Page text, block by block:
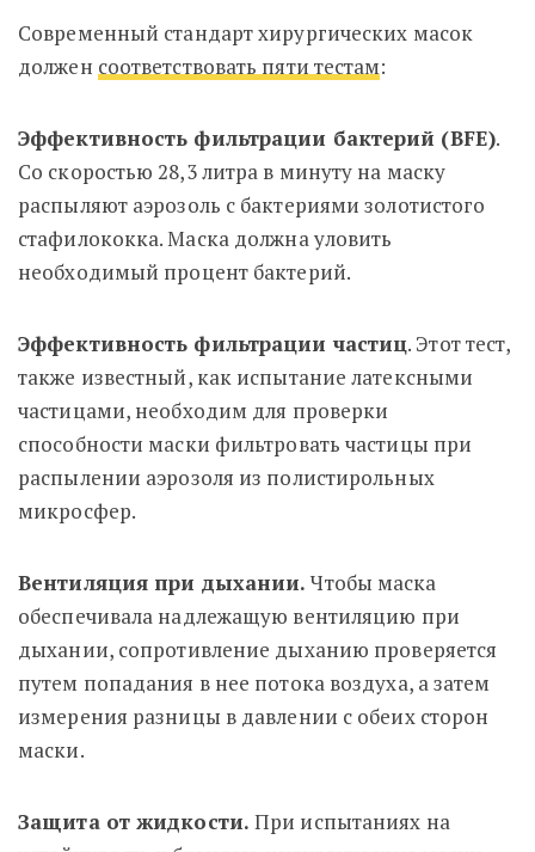
Современный стандарт хирургических масок
должен соответствовать пяти тестам:
Эффективность фильтрации бактерий (BFE).
Со скоростью 28,3 литра в минуту на маску
распыляют аэрозоль с бактериями золотистого
стафилококка. Маска должна уловить
необходимый процент бактерий.
Эффективность фильтрации частиц. Этот тест,
также известный, как испытание латексными
частицами, необходим для проверки
способности маски фильтровать частицы при
распылении аэрозоля из полистирольных
микросфер.
Вентиляция при дыхании. Чтобы маска
обеспечивала надлежащую вентиляцию при
дыхании, сопротивление дыханию проверяется
путем попадания в нее потока воздуха, а затем
измерения разницы в давлении с обеих сторон
маски.
Защита от жидкости. При испытаниях на